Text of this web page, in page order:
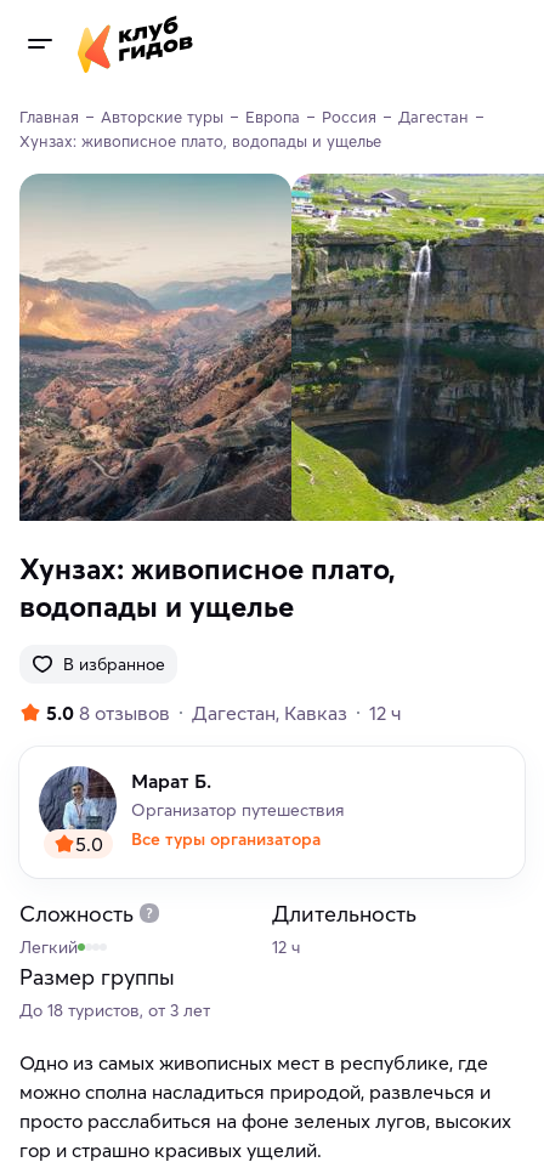
Главная Авторские туры Европа Россия
Дагестан
Хунзах: живописное плато, водопады и ущелье
Хунзах: живописное плато,
водопады и ущелье
В избранное
5.0 8 отзывов Дагестан Кавказ 12 ч
5.0
Марат Б.
Организатор путешествия
Все туры организатора
Сложность
Легкий
Длительность
12 ч
Размер группы
До 18 туристов, от 3 лет
Одно из самых живописных мест в республике, где
можно сполна насладиться природой, развлечься и
просто расслабиться на фоне зеленых лугов, высоких
гор и страшно красивых ущелий.